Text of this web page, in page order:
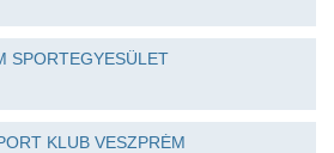
SPORTEGYESÜLET
KLUB VESZPRÉM